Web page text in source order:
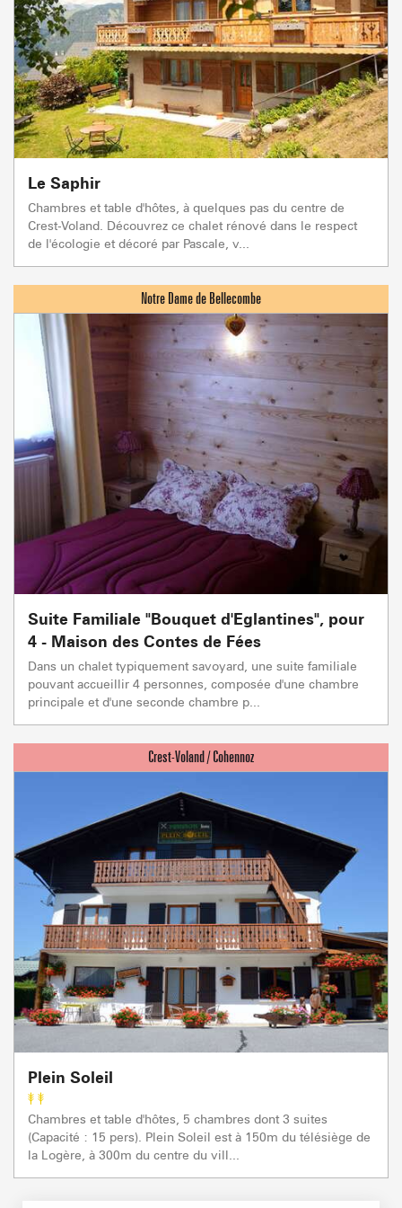
Le Saphir
Chambres et table d'hôtes, à quelques pas du centre de
Crest-Voland. Découvrez ce chalet rénové dans le respect
de l'écologie et décoré par Pascale, v...
Suite Familiale "Bouquet d'Eglantines", pour
4 - Maison des Contes de Fées
Dans un chalet typiquement savoyard, une suite familiale
pouvant accueillir 4 personnes, composée d'une chambre
principale et d'une seconde chambre p...
Plein Soleil
Chambres et table d'hôtes, 5 chambres dont 3 suites
(Capacité : 15 pers). Plein Soleil est à 150m du télésiège de
la Logère, à 300m du centre du vill...